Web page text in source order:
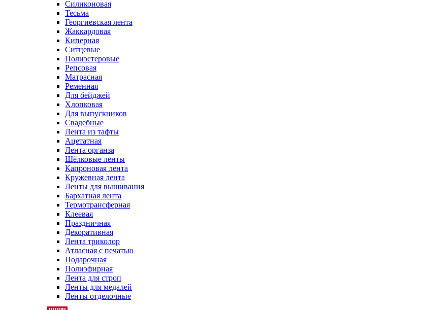
Силиконовая
Тесьма
Георгиевская лента
Жаккардовая
Киперная
Ситцевые
Полиэстеровые
Репсовая
Матрасная
Ременная
Для бейджей
Хлопковая
Для выпускников
Свадебные
Лента из тафты
Ацетатная
Лента органза
Шёлковые ленты
Капроновая лента
Кружевная лента
Ленты для вышивания
Бархатная лента
Термотрансферная
Клеевая
Праздничная
Декоративная
Лента триколор
Атласная с печатью
Подарочная
Полиэфирная
Лента для строп
Ленты для медалей
Ленты отделочные